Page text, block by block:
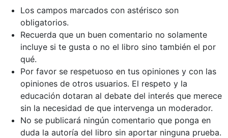
Los campos marcados con astérisco son
obligatorios.
Recuerda que un buen comentario no solamente
incluye si te gusta o no el libro sino también el por
qué.
Por favor se respetuoso en tus opiniones y con las
opiniones de otros usuarios. El respeto y la
educación dotaran al debate del interés que merece
sin la necesidad de que intervenga un moderador.
No se publicará ningún comentario que ponga en
duda la autoría del libro sin aportar ninguna prueba.